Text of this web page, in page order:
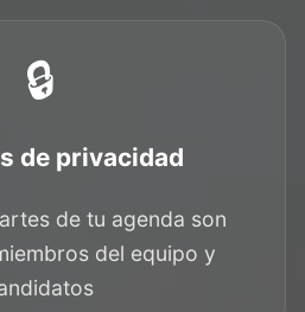
🔒
de privacidad
de tu agenda son
del equipo y